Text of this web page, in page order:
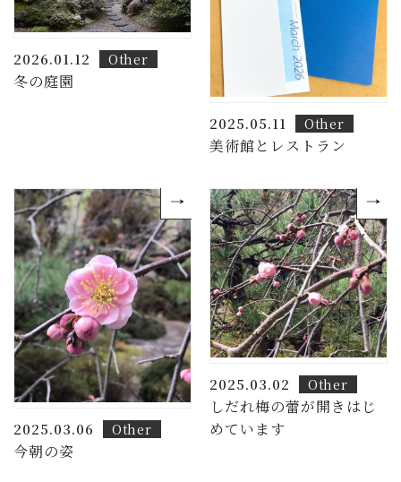
2026.01.12 Other
冬の庭園
2025.05.11 Other
美術館とレストラン
2025.03.06 Other
今朝の姿
2025.03.02 Other
しだれ梅の蕾が開きはじ
めています